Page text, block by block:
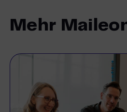
Mehr